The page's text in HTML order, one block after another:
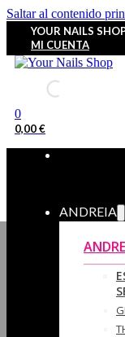
Saltar al contenido
YOUR NAILS
MI CUENTA
0
0,00€
ANDREIA